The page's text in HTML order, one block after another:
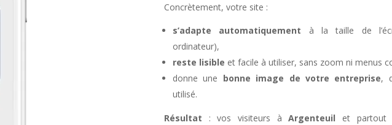
Concrètement, votre site :
s’adapte automatiquement à la taille de
ordinateur),
reste lisible et facile à utiliser, sans zoom ni menus
donne une bonne image de votre entreprise,
utilisé.
Résultat : vos visiteurs àArgenteuil et partout